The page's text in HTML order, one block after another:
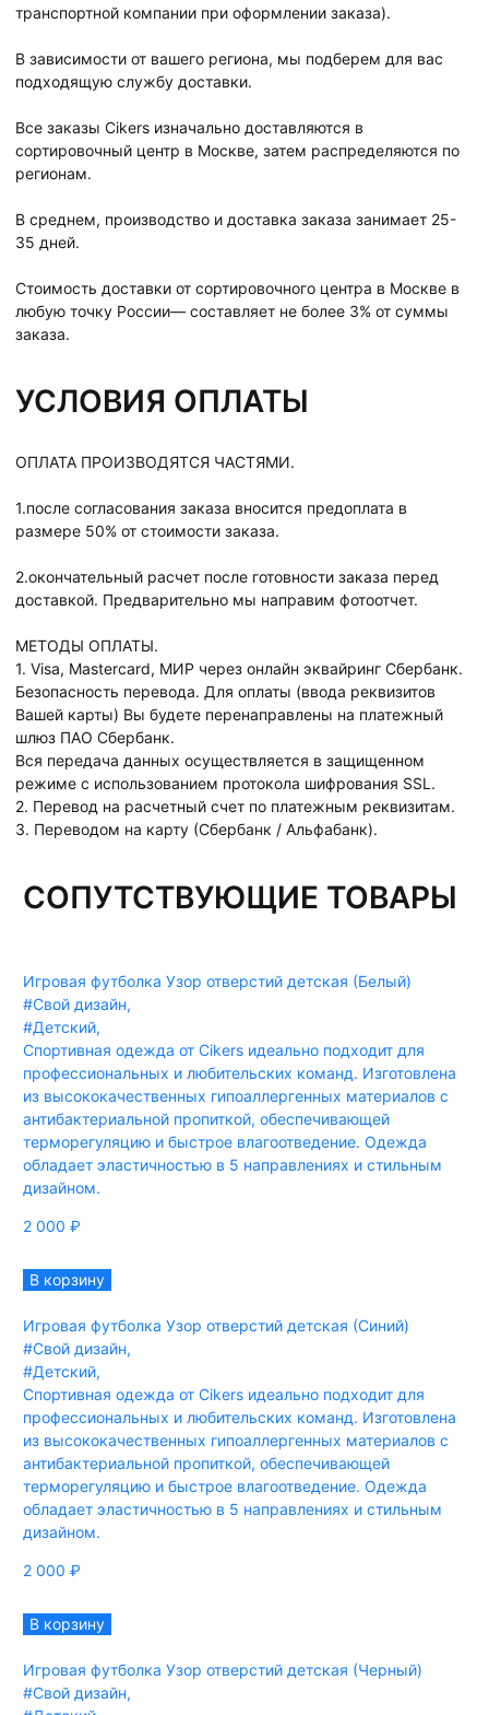
транспортной компании при оформлении заказа).
В зависимости от вашего региона, мы подберем для вас
подходящую службу доставки.
Все заказы Cikers изначально доставляются в
сортировочный центр в Москве, затем распределяются по
регионам.
В среднем, производство и доставка заказа занимает 25-
35 дней.
Стоимость доставки от сортировочного центра в Москве в
любую точку России— составляет не более 3% от суммы
заказа.
УСЛОВИЯ ОПЛАТЫ
ОПЛАТА ПРОИЗВОДЯТСЯ ЧАСТЯМИ.
1.после согласования заказа вносится предоплата в
размере 50% от стоимости заказа.
2.окончательный расчет после готовности заказа перед
доставкой. Предварительно мы направим фотоотчет.
МЕТОДЫ ОПЛАТЫ.
1. Visa, Mastercard, МИР через онлайн эквайринг Сбербанк.
Безопасность перевода. Для оплаты (ввода реквизитов
Вашей карты) Вы будете перенаправлены на платежный
шлюз ПАО Сбербанк.
Вся передача данных осуществляется в защищенном
режиме с использованием протокола шифрования SSL.
2. Перевод на расчетный счет по платежным реквизитам.
3. Переводом на карту (Сбербанк / Альфабанк).
СОПУТСТВУЮЩИЕ ТОВАРЫ
Игровая футболка Узор отверстий детская (Белый)
#Свой дизайн,
#Детский,
Спортивная одежда от Cikers идеально подходит для
профессиональных и любительских команд. Изготовлена
из высококачественных гипоаллергенных материалов с
антибактериальной пропиткой, обеспечивающей
терморегуляцию и быстрое влагоотведение. Одежда
обладает эластичностью в 5 направлениях и стильным
дизайном.
2 000 ₽
В корзину
Игровая футболка Узор отверстий детская (Синий)
#Свой дизайн,
#Детский,
Спортивная одежда от Cikers идеально подходит для
профессиональных и любительских команд. Изготовлена
из высококачественных гипоаллергенных материалов с
антибактериальной пропиткой, обеспечивающей
терморегуляцию и быстрое влагоотведение. Одежда
обладает эластичностью в 5 направлениях и стильным
дизайном.
2 000 ₽
В корзину
Игровая футболка Узор отверстий детская (Черный)
#Свой дизайн,